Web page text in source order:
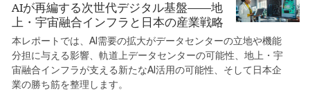
AIが再編する次世代デジタル基盤――地
上・宇宙融合インフラと日本の産業戦略
本レポートでは、AI需要の拡大がデータセンターの立地や機能
分担に与える影響、軌道上データセンターの可能性、地上・宇
宙融合インフラが支える新たなAI活用の可能性、そして日本企
業の勝ち筋を整理します。